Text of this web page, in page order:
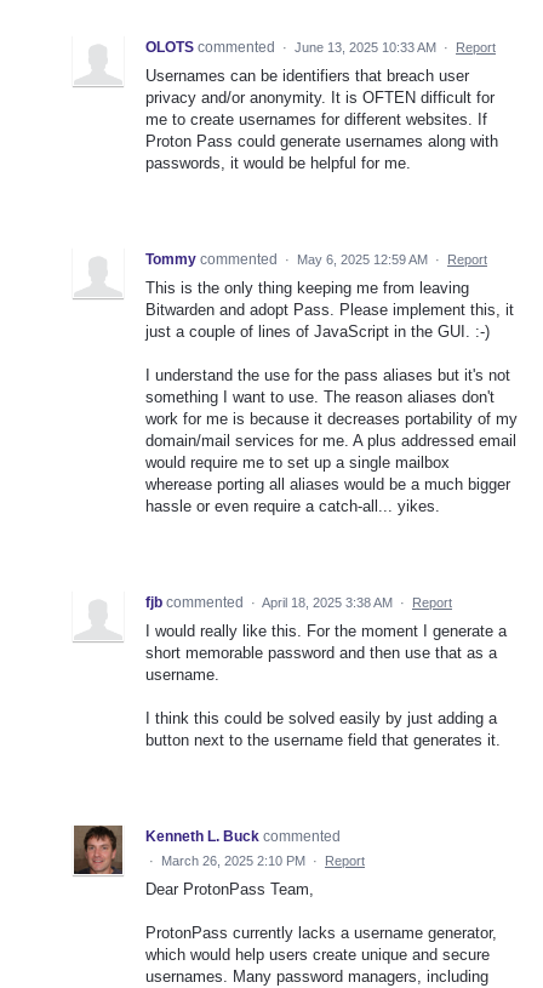
OLOTS commented · June 13, 2025 10:33 AM · Report
Usernames can be identifiers that breach user
privacy and/or anonymity. It is OFTEN difficult for
me to create usernames for different websites. If
Proton Pass could generate usernames along with
passwords, it would be helpful for me.
Tommy commented · May 6, 2025 12:59 AM · Report
This is the only thing keeping me from leaving
Bitwarden and adopt Pass. Please implement this, it
just a couple of lines of JavaScript in the GUI. :-)
I understand the use for the pass aliases but it's not
something I want to use. The reason aliases don't
work for me is because it decreases portability of my
domain/mail services for me. A plus addressed email
would require me to set up a single mailbox
wherease porting all aliases would be a much bigger
hassle or even require a catch-all... yikes.
fjb commented · April 18, 2025 3:38 AM · Report
I would really like this. For the moment I generate a
short memorable password and then use that as a
username.
I think this could be solved easily by just adding a
button next to the username field that generates it.
Kenneth L. Buck commented
· March 26, 2025 2:10 PM · Report
Dear ProtonPass Team,
ProtonPass currently lacks a username generator,
which would help users create unique and secure
usernames. Many password managers, including